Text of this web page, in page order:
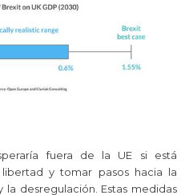
fuera de la UE si está
y tomar pasos hacia la
desregulación. Estas medidas